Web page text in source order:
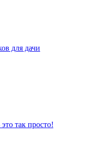
для дачи
так просто!